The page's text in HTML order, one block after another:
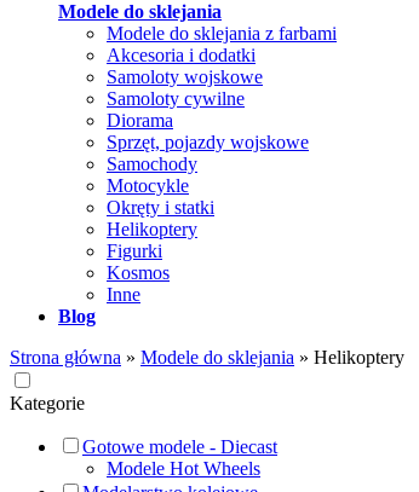
Modele do sklejania
Modele do sklejania z farbami
Akcesoria i dodatki
Samoloty wojskowe
Samoloty cywilne
Diorama
Sprzęt, pojazdy wojskowe
Samochody
Motocykle
Okręty i statki
Helikoptery
Figurki
Kosmos
Inne
Blog
Strona główna » Modele do sklejania » Helikoptery
Kategorie
Gotowe modele - Diecast
Modele Hot Wheels